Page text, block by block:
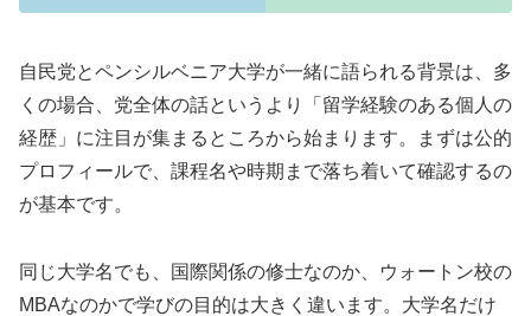
自民党とペンシルベニア大学が一緒に語られる背景は、多
くの場合、党全体の話というより「留学経験のある個人の
経歴」に注目が集まるところから始まります。まずは公的
プロフィールで、課程名や時期まで落ち着いて確認するの
が基本です。
同じ大学名でも、国際関係の修士なのか、ウォートン校の
MBAなのかで学びの目的は大きく違います。大学名だけ